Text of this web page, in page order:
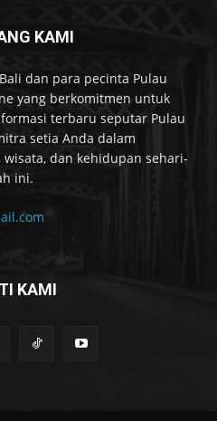
KAMI
dan para pecinta Pulau
yang berkomitmen untuk
terbaru seputar Pulau
setia Anda dalam
dan kehidupan sehari-
ini.
KAMI